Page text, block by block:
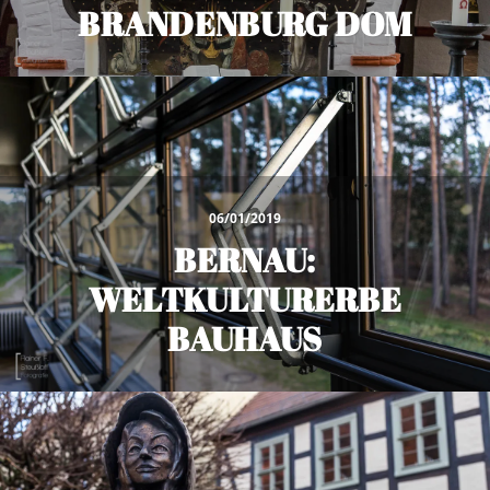
BRANDENBURG DOM
06/01/2019
BERNAU:
WELTKULTURERBE
BAUHAUS